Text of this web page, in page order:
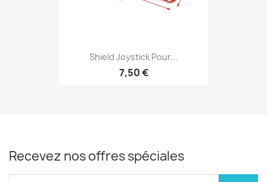
Shield Joystick Pour...
7,50 €
Recevez nos offres spéciales